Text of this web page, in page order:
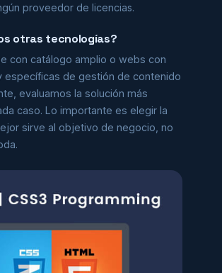
proveedor de licencias.
otras tecnologías?
con catálogo amplio o webs con
específicas de gestión de contenido
evaluamos la solución más
caso. Lo importante es elegir la
sirve al objetivo de negocio, no